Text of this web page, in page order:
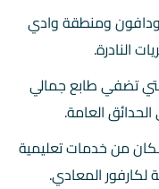
ومنطقة وادي
النادرة.
تضفي طابع جمالي
العامة.
من خدمات تعليمية
لكارفور المعادي.